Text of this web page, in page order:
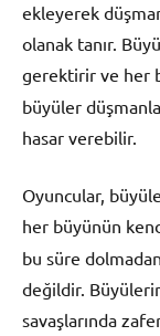
ekleyerek
olanak tanır.
gerektirir ve her
büyüler
hasar verebilir.
Oyuncular,
her büyünün
bu süre
değildir.
savaşlarında